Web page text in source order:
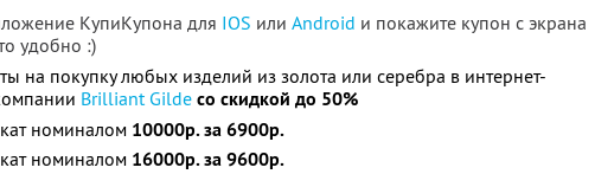
КупиКупона для IOS или Android и покажите купон с экрана
удобно :)
на покупку любых изделий из золота или серебра в интернет-
Brilliant Gilde со скидкой до 50%
номиналом 10000р. за 6900р.
номиналом 16000р. за 9600р.